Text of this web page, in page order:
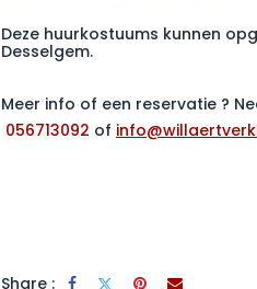
Deze huurkostuums kunnen
Desselgem.
Meer info of een reservatie ?
056713092 of
Share :